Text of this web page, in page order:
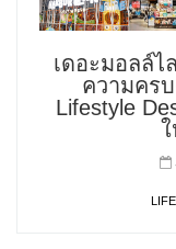
เดอะมอลล์ไ
ความคร
Lifestyle